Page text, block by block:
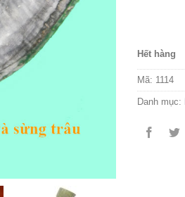
Hết hàng
Mã: 1114
Danh mục: